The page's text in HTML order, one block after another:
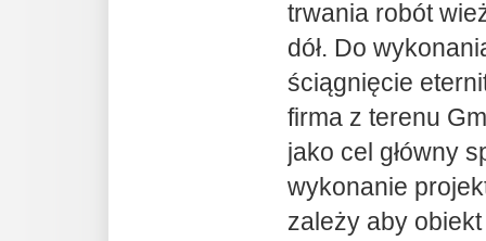
trwania robót
dół. Do
ściągnięcie
firma z terenu
jako cel główny
wykonanie
zależy aby